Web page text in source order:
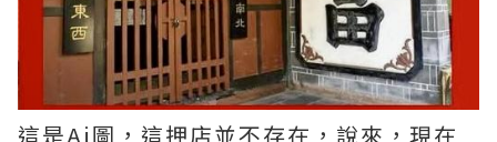
這是Ai圖，這押店並不存在，說來，現在